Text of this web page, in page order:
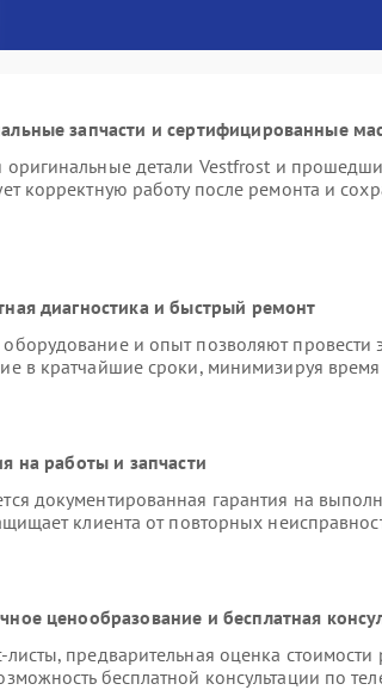
запчасти и сертифицированные
оригинальные детали Vestfrost и
корректную работу после ремонта и
диагностика и быстрый ремонт
и опыт позволяют провести
в кратчайшие сроки, минимизируя время
на работы и запчасти
документированная гарантия на
клиента от повторных
ценообразование и бесплатная
предварительная оценка стоимости
бесплатной консультации по